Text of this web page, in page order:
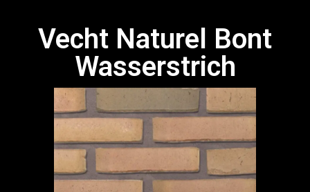
Vecht Naturel Bont
Wasserstrich